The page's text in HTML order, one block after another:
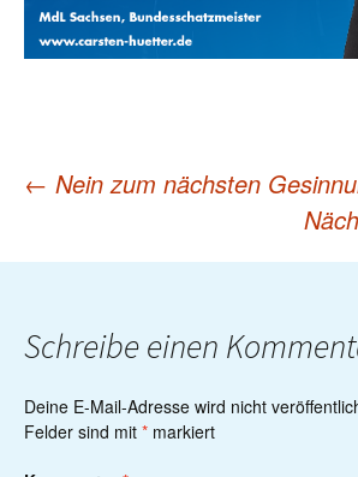
Post
navigation
← Nein zum nächsten
Schreibe einen
Deine E-Mail-Adresse wird nicht
Felder sind mit * markiert